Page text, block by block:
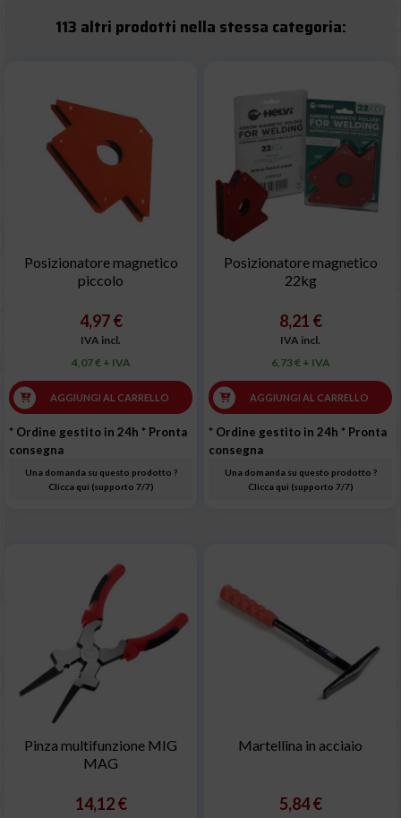
113 altri prodotti nella stessa categoria:
Posizionatore magnetico
piccolo
4,97 €
IVA incl.
4,07 € + IVA
AGGIUNGI AL CARRELLO
* Ordine gestito in 24h * Pronta
consegna
Una domanda su questo prodotto ?
Clicca qui (supporto 7/7)
Posizionatore magnetico
22kg
8,21 €
IVA incl.
6,73 € + IVA
AGGIUNGI AL CARRELLO
* Ordine gestito in 24h * Pronta
consegna
Una domanda su questo prodotto ?
Clicca qui (supporto 7/7)
Pinza multifunzione MIG
MAG
14,12 €
Martellina in acciaio
5,84 €